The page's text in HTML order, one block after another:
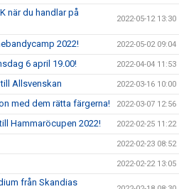
när du handlar på
2022-05-12 13:30
2022! 2022-05-02 09:04
6 april 19.00! 2022-04-04 11:53
Allsvenskan 2022-03-16 10:00
med dem rätta färgerna! 2022-03-07 12:56
Hammaröcupen 2022! 2022-02-25 11:22
2022-02-23 08:52
2022-02-22 13:05
från Skandias